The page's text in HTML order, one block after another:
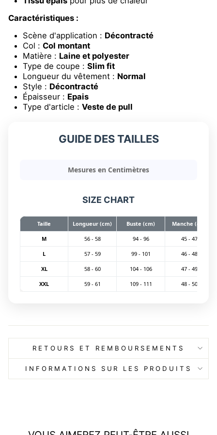
Caractéristiques :
Scène d'application : Décontracté
Col : Col montant
Matière : Laine et polyester
Type de coupe : Slim fit
Longueur du vêtement : Normal
Style : Décontracté
Épaisseur : Epais
Type d'article : Veste de pull
GUIDE DES TAILLES
Mesures en Centimètres
SIZE CHART
Taille Longueur (cm) Buste (cm) Manche (cm)
M 56 - 58 94 - 96 45 - 47
L 57 - 59 99 - 101 46 - 48
XL 58 - 60 104 - 106 47 - 49
XXL 59 - 61 109 - 111 48 - 50
RETOURS ET REMBOURSEMENTS
INFORMATIONS SUR LES PRODUITS